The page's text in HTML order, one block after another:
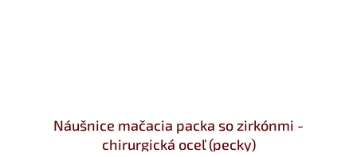
Náušnice mačacia packa so zirkónmi -
chirurgická oceľ (pecky)